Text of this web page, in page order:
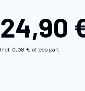
24,90
Incl. 0,08 € of eco part